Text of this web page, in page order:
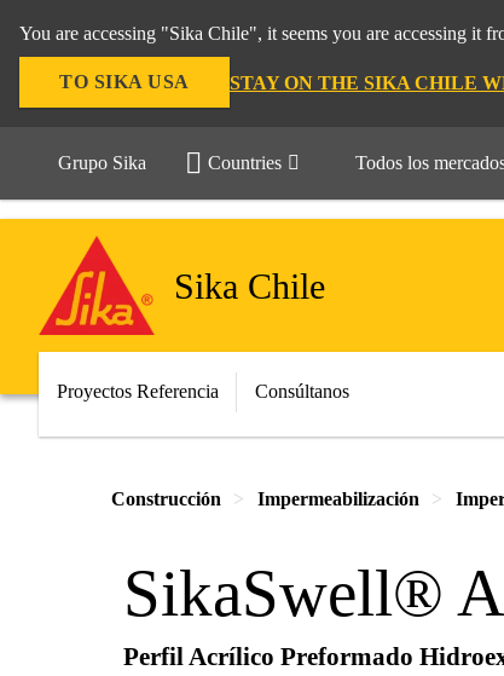
You are accessing "Sika Chile", it seems you are accessing it
TO SIKA USA STAY ON THE SIKA CHILE
Grupo Sika Countries Todos los
Sika Chile
Proyectos Referencia Consúltanos
Construcción Impermeabilización
SikaSwell® A
Perfil Acrílico Preformado